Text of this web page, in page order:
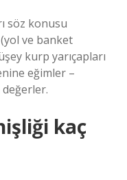
söz konusu
ve banket
kurp yarıçapları
eğimler –
kaç